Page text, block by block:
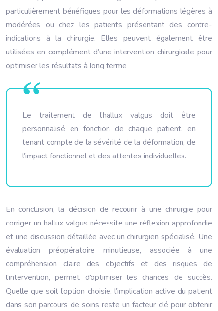
particulièrement bénéfiques pour les déformations légères à
modérées ou chez les patients présentant des contre-
indications à la chirurgie. Elles peuvent également être
utilisées en complément d’une intervention chirurgicale pour
optimiser les résultats à long terme.
Le traitement de l’hallux valgus doit être
personnalisé en fonction de chaque patient, en
tenant compte de la sévérité de la déformation, de
l’impact fonctionnel et des attentes individuelles.
En conclusion, la décision de recourir à une chirurgie pour
corriger un hallux valgus nécessite une réflexion approfondie
et une discussion détaillée avec un chirurgien spécialisé. Une
évaluation préopératoire minutieuse, associée à une
compréhension claire des objectifs et des risques de
l’intervention, permet d’optimiser les chances de succès.
Quelle que soit l’option choisie, l’implication active du patient
dans son parcours de soins reste un facteur clé pour obtenir